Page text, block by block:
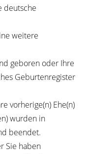
deutsche
weitere
geboren oder Ihre
Geburtenregister
vorherige(n) Ehe(n)
wurden in
beendet.
Sie haben